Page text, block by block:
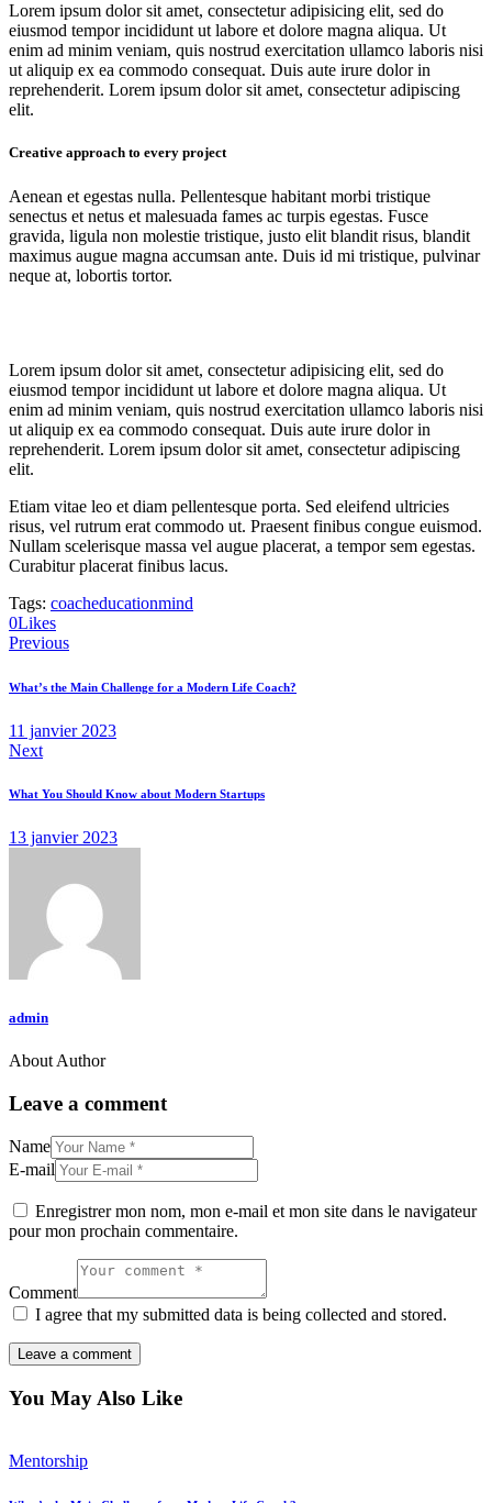
Lorem ipsum dolor sit amet, consectetur adipisicing elit, sed do
eiusmod tempor incididunt ut labore et dolore magna aliqua. Ut
enim ad minim veniam, quis nostrud exercitation ullamco laboris nisi
ut aliquip ex ea commodo consequat. Duis aute irure dolor in
reprehenderit. Lorem ipsum dolor sit amet, consectetur adipiscing
elit.
Creative approach to every project
Aenean et egestas nulla. Pellentesque habitant morbi tristique
senectus et netus et malesuada fames ac turpis egestas. Fusce
gravida, ligula non molestie tristique, justo elit blandit risus, blandit
maximus augue magna accumsan ante. Duis id mi tristique, pulvinar
neque at, lobortis tortor.
Lorem ipsum dolor sit amet, consectetur adipisicing elit, sed do
eiusmod tempor incididunt ut labore et dolore magna aliqua. Ut
enim ad minim veniam, quis nostrud exercitation ullamco laboris nisi
ut aliquip ex ea commodo consequat. Duis aute irure dolor in
reprehenderit. Lorem ipsum dolor sit amet, consectetur adipiscing
elit.
Etiam vitae leo et diam pellentesque porta. Sed eleifend ultricies
risus, vel rutrum erat commodo ut. Praesent finibus congue euismod.
Nullam scelerisque massa vel augue placerat, a tempor sem egestas.
Curabitur placerat finibus lacus.
Tags: coacheducationmind
0LikesTwitter-
new
Facebook
Share-
email
Copy
URL
clipboard
Navigation
de
Previous
What’s the Main Challenge for a Modern Life Coach?
11 janvier 2023
Next
What You Should Know about Modern Startups
13 janvier 2023
admin
About Author
Leave a comment
Name
E-mail
Enregistrer mon nom, mon e-mail et mon site dans le navigateur
pour mon prochain commentaire.
Comment
I agree that my submitted data is being collected and stored.
You May Also Like
Mentorship